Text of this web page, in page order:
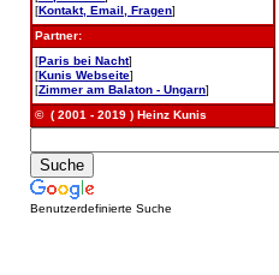
[Kontakt, Email, Fragen]
Partner:
[Paris bei Nacht]
[Kunis Webseite]
[Zimmer am Balaton - Ungarn]
© ( 2001 - 2019 ) Heinz Kunis
Benutzerdefinierte Suche